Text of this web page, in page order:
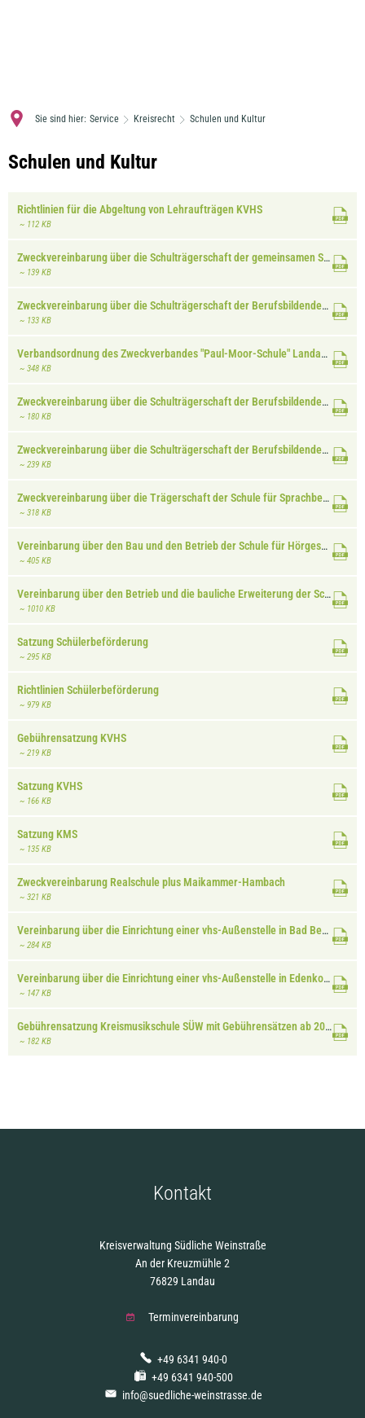
Sie sind hier: Service Kreisrecht Schulen und Kultur
Schulen
Kultur
Schulen und Kultur
Richtlinien für die Abgeltung von Lehraufträgen KVHS
~ 112 KB
Zweckvereinbarung über die Schulträgerschaft der gemeinsamen Schule für Lernbehinderte (Sonderschule) Landau i. d. Pfalz
~ 139 KB
Zweckvereinbarung über die Schulträgerschaft der Berufsbildenden Schule Landau i. d. Pfalz
~ 133 KB
Verbandsordnung des Zweckverbandes "Paul-Moor-Schule" Landau i. d. Pfalz
~ 348 KB
Zweckvereinbarung über die Schulträgerschaft der Berufsbildenden Schule Neustadt a. d. W
~ 180 KB
Zweckvereinbarung über die Schulträgerschaft der Berufsbildenden Schule Ludwigshafen
~ 239 KB
Zweckvereinbarung über die Trägerschaft der Schule für Sprachbehinderte (Sonderschule) in Rülzheim
~ 318 KB
Vereinbarung über den Bau und den Betrieb der Schule für Hörgeschädigte und Sprachbehinderte (Erich Kästner-Schule) Karlsruhe
~ 405 KB
Vereinbarung über den Betrieb und die bauliche Erweiterung der Schule für Sehbehinderte (Schule am Weinweg) in Karlsruhe
~ 1010 KB
Satzung Schülerbeförderung
~ 295 KB
Richtlinien Schülerbeförderung
~ 979 KB
Gebührensatzung KVHS
~ 219 KB
Satzung KVHS
~ 166 KB
Satzung KMS
~ 135 KB
Zweckvereinbarung Realschule plus Maikammer-Hambach
~ 321 KB
Vereinbarung über die Einrichtung einer vhs-Außenstelle in Bad Bergzabern.pdf
~ 284 KB
Vereinbarung über die Einrichtung einer vhs-Außenstelle in Edenkoben.pdf
~ 147 KB
Gebührensatzung Kreismusikschule SÜW mit Gebührensätzen ab 2024
~ 182 KB
Kontakt
Kreisverwaltung Südliche Weinstraße
An der Kreuzmühle 2
76829 Landau
Terminvereinbarung
+49 6341 940-0
+49 6341 940-500
info@suedliche-weinstrasse.de